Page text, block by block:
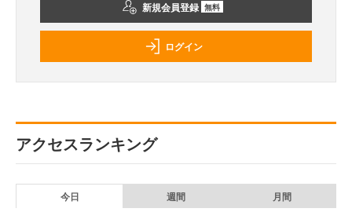
新規会員登録 無料
ログイン
アクセスランキング
今日 週間 月間